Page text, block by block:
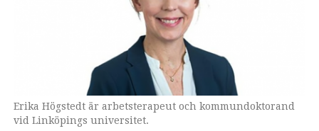
Erika Högstedt är arbetsterapeut och kommundoktorand
vid Linköpings universitet.